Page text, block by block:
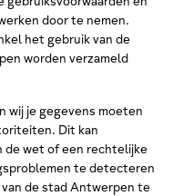
door te nemen.
het gebruik van de
worden verzameld
wij je gegevens moeten
Dit kan
de wet of een rechtelijke
te detecteren
de stad Antwerpen te